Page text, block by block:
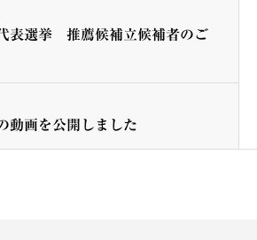
表選挙 推薦候補立候補者のご
動画を公開しました